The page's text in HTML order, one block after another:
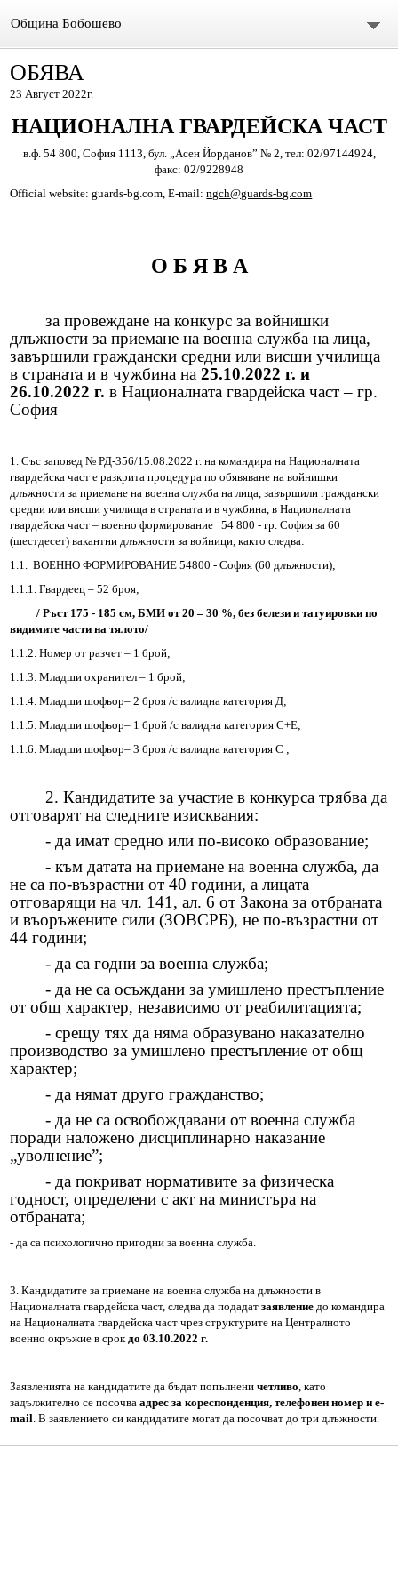
Община Бобошево
Начало
Общински съвет
Председател
СЪСТАВ ОбС 2011-2015.
архив ОБС СЪВЕТНИЦИ МАНДАТ 2019-2023
Материали за предстоящо заседание
Видео /на живо/ Общински сесии и комисии
Решения 2023-2027
Комисии
Правилници
Проекти на Правилници
Наредби
ДЕКЛАРАЦИИ чл.49 ал.1т.1 ЗПК и чл.4 ал.1 и 3 от ЗМСМА
РЕШЕНИЯ ОбС 2019-2023
Архив Протоколи 2013-2023
Архив Заседания 2019-2023
Архив Заседания 2015-2019
OбС 2011-2015
ОБЩЕСТВЕН СЪВЕТ 2019-2023
Обществен съвет 2015-2019
Наблюдателна комисия
Декларации по ЗПУКИ и ЗПКОНПИ
Декларации по ЗПУКИ чл.12 т.1
Декларации по ЗПУКИ чл.12 т.2
Декларации по ЗПУКИ чл. 12, т. 3
Декларации по ЗПКОНПИ чл. 35, ал. 1, т. 2
ПК ПКОНПИ
Връзка с нас
Култура и туризъм
ОБЯВА
23 Август 2022г.
НАЦИОНАЛНА ГВАРДЕЙСКА ЧАСТ
в.ф. 54 800, София 1113, бул. „Асен Йорданов” № 2, тел: 02/97144924,
факс: 02/9228948
Official website: guards-bg.com, Е-mail:ngch@guards-bg.com
О Б Я В А
за провеждане на конкурс за войнишки
длъжности за приемане на военна служба на лица,
завършили граждански средни или висши училища
в страната и в чужбина на25.10.2022 г. и
26.10.2022 г.в Националната гвардейска част – гр.
София
1. Със заповед № РД-356/15.08.2022 г. на командира на Националната
гвардейска част е разкрита процедура по обявяване на войнишки
длъжности за приемане на военна служба на лица, завършили граждански
средни или висши училища в страната и в чужбина, в Националната
гвардейска част – военно формирование
54 800 - гр. София за 60
(шестдесет) вакантни длъжности за войници, както следва:
1.1. ВОЕННО ФОРМИРОВАНИЕ54800 - София (60 длъжности);
1.1.1. Гвардеец – 52 броя;
/ Ръст 175 - 185 см, БМИ от 20 – 30 %, без белези и татуировки по
видимите части на тялото/
1.1.2. Номер от разчет – 1 брой;
1.1.3. Младши охранител – 1 брой;
1.1.4. Младши шофьор– 2 броя /с валидна категория Д;
1.1.5. Младши шофьор– 1 брой /с валидна категория С+Е;
1.1.6. Младши шофьор– 3 броя /с валидна категория С ;
2. Кандидатите за участие в конкурса трябва да
отговарят на следните изисквания:
- да имат средно или по-високо образование;
- към датата на приемане на военна служба, да
не са по-възрастни от 40 години, а лицата
отговарящи на чл. 141, ал. 6 от Закона за отбраната
и въоръжените сили (ЗОВСРБ), не по-възрастни от
44 години;
- да са годни за военна служба;
- да не са осъждани за умишлено престъпление
от общ характер, независимо от реабилитацията;
- срещу тях да няма образувано наказателно
производство за умишлено престъпление от общ
характер;
- да нямат друго гражданство;
- да не са освобождавани от военна служба
поради наложено дисциплинарно наказание
„уволнение”;
- да покриват нормативите за физическа
годност, определени с акт на министъра на
отбраната;
- да са психологично пригодни за военна служба.
3. Кандидатите за приемане на военна служба на длъжности в
Националната гвардейска част, следва да подадатзаявлениедо командира
на Националната гвардейска част чрез структурите на Централното
военно окръжие в срокдо 03.10.2022 г.
Заявленията на кандидатите да бъдат попълненичетливо, като
задължително се посочваадрес за кореспонденция, телефонен номер и е-
mail. В заявлението си кандидатите могат да посочват до три длъжности.